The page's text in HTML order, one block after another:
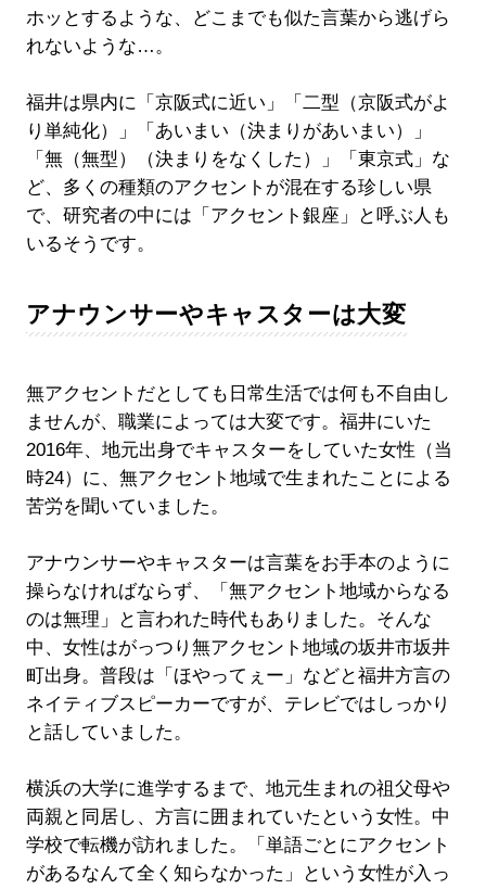
ホッとするような、どこまでも似た言葉から逃げら
れないような…。
福井は県内に「京阪式に近い」「二型（京阪式がよ
り単純化）」「あいまい（決まりがあいまい）」
「無（無型）（決まりをなくした）」「東京式」な
ど、多くの種類のアクセントが混在する珍しい県
で、研究者の中には「アクセント銀座」と呼ぶ人も
いるそうです。
アナウンサーやキャスターは大変
無アクセントだとしても日常生活では何も不自由し
ませんが、職業によっては大変です。福井にいた
2016年、地元出身でキャスターをしていた女性（当
時24）に、無アクセント地域で生まれたことによる
苦労を聞いていました。
アナウンサーやキャスターは言葉をお手本のように
操らなければならず、「無アクセント地域からなる
のは無理」と言われた時代もありました。そんな
中、女性はがっつり無アクセント地域の坂井市坂井
町出身。普段は「ほやってぇー」などと福井方言の
ネイティブスピーカーですが、テレビではしっかり
と話していました。
横浜の大学に進学するまで、地元生まれの祖父母や
両親と同居し、方言に囲まれていたという女性。中
学校で転機が訪れました。「単語ごとにアクセント
があるなんて全く知らなかった」という女性が入っ